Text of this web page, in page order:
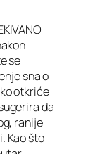
se
sna o
otkriće
da
ranije
Kao što